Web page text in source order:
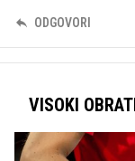
ODGOVORI
VISOKI